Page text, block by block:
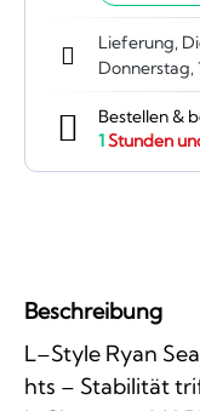
Lieferung,
Donnerstag,
Bestellen &
1Stunden
Beschreibung
L–Style Ryan
hts – Stabilität